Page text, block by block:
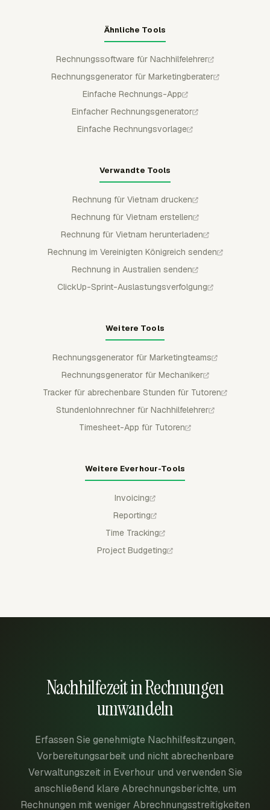
Ähnliche Tools
Rechnungssoftware für Nachhilfelehrer
Rechnungsgenerator für Marketingberater
Einfache Rechnungs-App
Einfacher Rechnungsgenerator
Einfache Rechnungsvorlage
Verwandte Tools
Rechnung für Vietnam drucken
Rechnung für Vietnam erstellen
Rechnung für Vietnam herunterladen
Rechnung im Vereinigten Königreich senden
Rechnung in Australien senden
ClickUp-Sprint-Auslastungsverfolgung
Weitere Tools
Rechnungsgenerator für Marketingteams
Rechnungsgenerator für Mechaniker
Tracker für abrechenbare Stunden für Tutoren
Stundenlohnrechner für Nachhilfelehrer
Timesheet-App für Tutoren
Weitere Everhour-Tools
Invoicing
Reporting
Time Tracking
Project Budgeting
Nachhilfezeit in Rechnungen
umwandeln
Erfassen Sie genehmigte Nachhilfesitzungen,
Vorbereitungsarbeit und nicht abrechenbare
Verwaltungszeit in Everhour und verwenden Sie
anschließend klare Abrechnungsberichte, um
Rechnungen mit weniger Abrechnungsstreitigkeiten